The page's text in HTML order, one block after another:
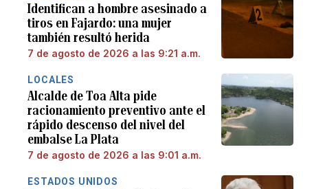
Identifican a hombre asesinado a
tiros en Fajardo: una mujer
también resultó herida
7 de agosto de 2026 a las 9:21 a.m.
LOCALES
Alcalde de Toa Alta pide
racionamiento preventivo ante el
rápido descenso del nivel del
embalse La Plata
7 de agosto de 2026 a las 9:01 a.m.
ESTADOS UNIDOS